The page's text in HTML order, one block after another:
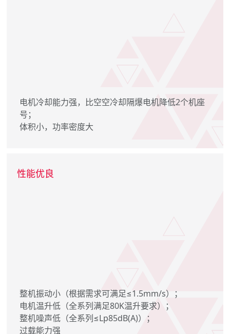
电机冷却能力强，比空空冷却隔爆电机降低2个机座
号；
体积小，功率密度大
性能优良
整机振动小（根据需求可满足≤1.5mm/s）；
电机温升低（全系列满足80K温升要求）；
整机噪声低（全系列≤Lp85dB(A)）；
过载能力强